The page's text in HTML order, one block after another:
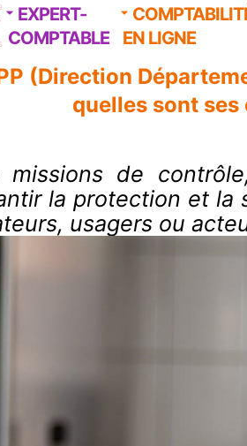
EXPERT-
COMPTABLE
EN LIGNE
(Direction
quelles sont ses
missions de
la protection et
usagers ou